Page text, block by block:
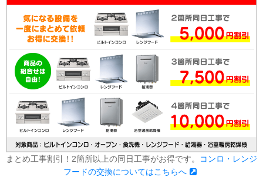
まとめ工事割引！2箇所以上の同日工事がお得です。
コンロ・レンジ
フードの交換についてはこちらへ